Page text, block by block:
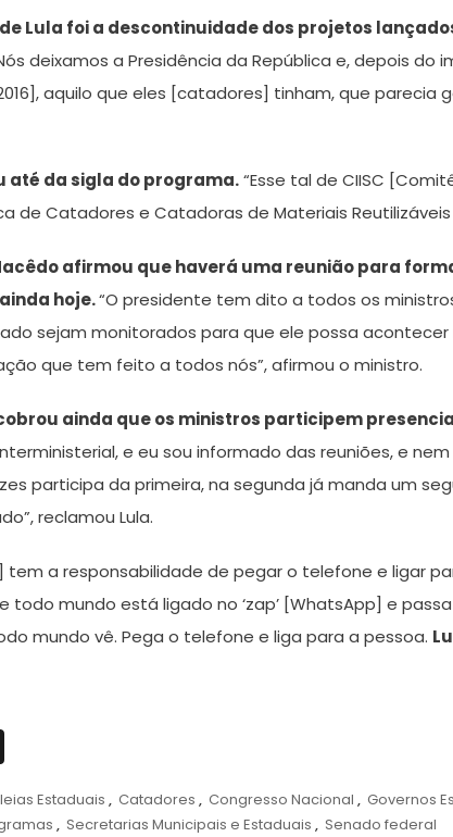
Lula foi a descontinuidade dos projetos
deixamos a Presidência da República e, depois
aquilo que eles [catadores] tinham, que parecia
até da sigla do programa.“Esse tal de CIISC
de Catadores e Catadoras de Materiais Reutilizáveis
afirmou que haverá uma reunião para
hoje.“O presidente tem dito a todos os
sejam monitorados para que ele possa
que tem feito a todos nós”, afirmou o ministro.
ainda que os ministros participem
e eu sou informado das reuniões, e
participa da primeira, na segunda já manda um
reclamou Lula.
tem a responsabilidade de pegar o telefone e ligar
todo mundo está ligado no ‘zap’ [WhatsApp] e passa
mundo vê. Pega o telefone e liga para a pessoa.
Estaduais , Catadores , Congresso Nacional , Governos
, Secretarias Municipais e Estaduais , Senado federal